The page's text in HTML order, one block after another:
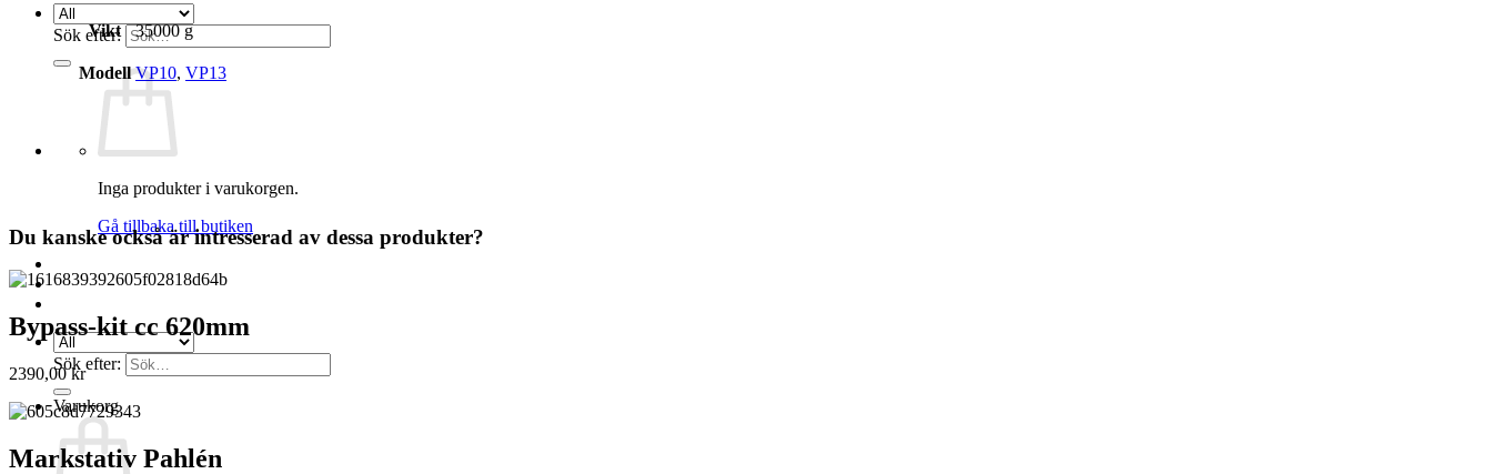
Sök efter:
Inga produkter i varukorgen.
Gå tillbaka till butiken
Sök efter:
Varukorg
Vikt 35000 g
Modell VP10, VP13
Du kanske också är intresserad av dessa produkter?
Bypass-kit cc 620mm
2390,00kr
Markstativ Pahlén